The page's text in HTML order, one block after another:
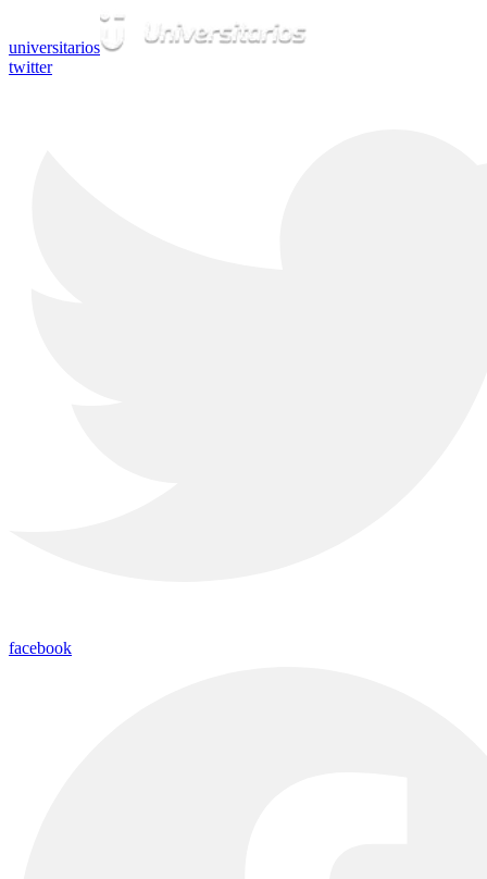
universitarios
twitter
facebook